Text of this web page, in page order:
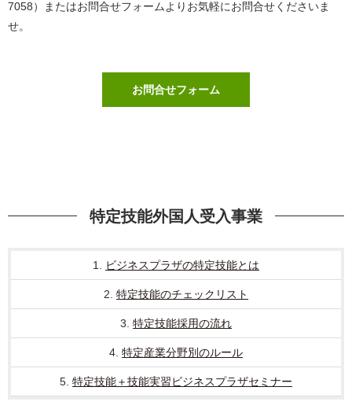
7058）またはお問合せフォームよりお気軽にお問合せくださいま
せ。
お問合せフォーム
特定技能外国人受入事業
1. ビジネスプラザの特定技能とは
2. 特定技能のチェックリスト
3. 特定技能採用の流れ
4. 特定産業分野別のルール
5. 特定技能＋技能実習ビジネスプラザセミナー